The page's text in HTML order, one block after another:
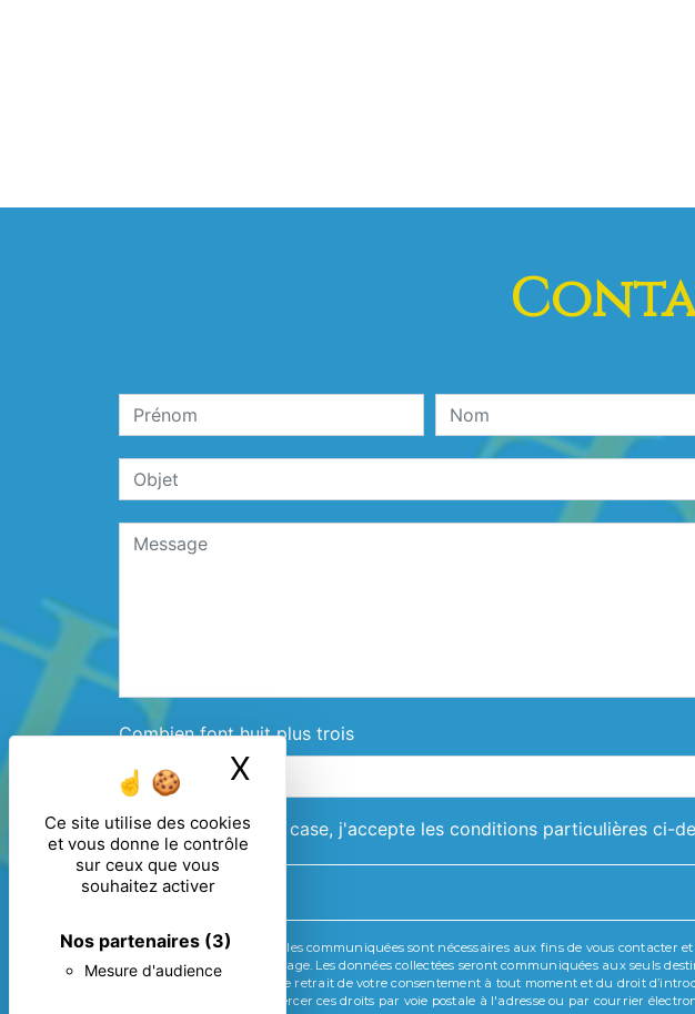
Ce site utilise des cookies
et vous donne le contrôle
sur ceux que vous
souhaitez activer
Nos partenaires (3)
Mesure d'audience
X Masquer le bandeau des
Combien font huit plus trois
En cochant cette case, j'accepte les conditions particulières ci-
** Les données personnelles communiquées sont nécessaires aux fins de vous
de répondre à votre message. Les données collectées seront communiquées aux seuls
limitation, d’opposition, de retrait de votre consentement à tout moment et du droit
mortem. Vous pouvez exercer ces droits par voie postale à l'adresse ou par courrier